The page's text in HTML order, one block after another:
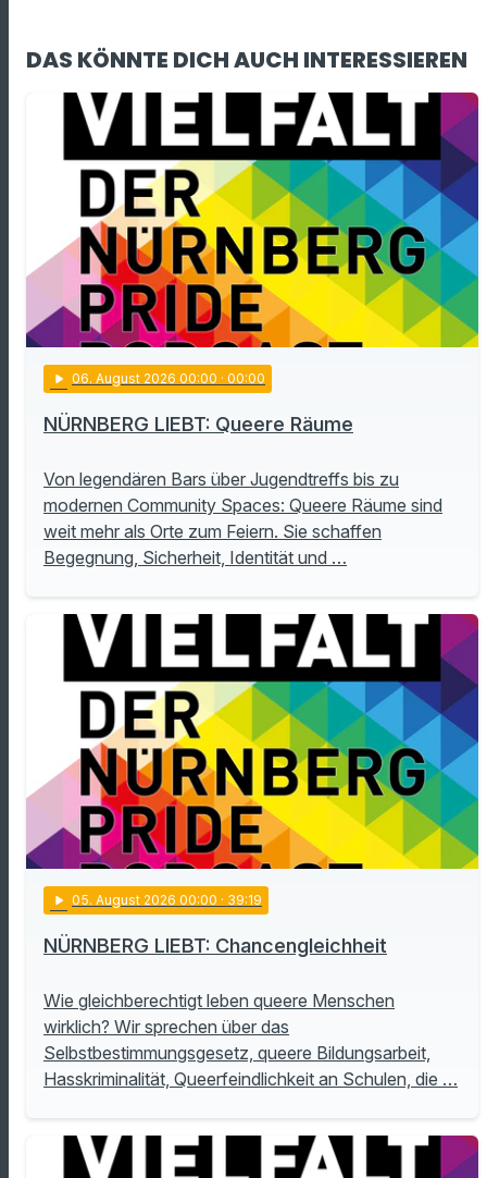
DAS KÖNNTE DICH AUCH INTERESSIEREN
play_arrow 06. August 2026 00:00 · 00:00
NÜRNBERG LIEBT: Queere Räume
Von legendären Bars über Jugendtreffs bis zu
modernen Community Spaces: Queere Räume sind
weit mehr als Orte zum Feiern. Sie schaffen
Begegnung, Sicherheit, Identität und …
play_arrow 05. August 2026 00:00 · 39:19
NÜRNBERG LIEBT: Chancengleichheit
Wie gleichberechtigt leben queere Menschen
wirklich? Wir sprechen über das
Selbstbestimmungsgesetz, queere Bildungsarbeit,
Hasskriminalität, Queerfeindlichkeit an Schulen, die …